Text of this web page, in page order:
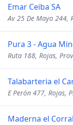
Emar Ceiba SA
Av 25 De Mayo 244,
Pura 3 - Agua
Ruta 188, Rojas,
Talabarteria el
E Perón 477, Rojas,
Maderna el